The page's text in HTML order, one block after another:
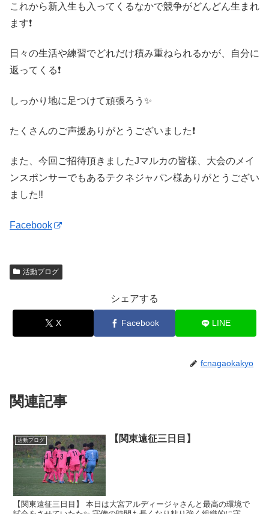
これから新入生も入ってくるなかで競争がどんどん生まれ
ます❗️
日々の生活や練習でどれだけ積み重ねられるかが、自分に
返ってくる❗️
しっかり地に足つけて頑張ろう✨
たくさんのご声援ありがとうございました❗️
また、今回ご招待頂きましたJマルカの皆様、大会のメイ
ンスポンサーでもあるテクネジャパン様ありがとうござい
ました‼️
Facebook
活動ブログ
シェアする
X Facebook LINE
fcnagaokakyo
関連記事
活動ブログ 【関東遠征三日目】
【関東遠征三日目】 本日は大宮アルディージャさんと最高の環境で